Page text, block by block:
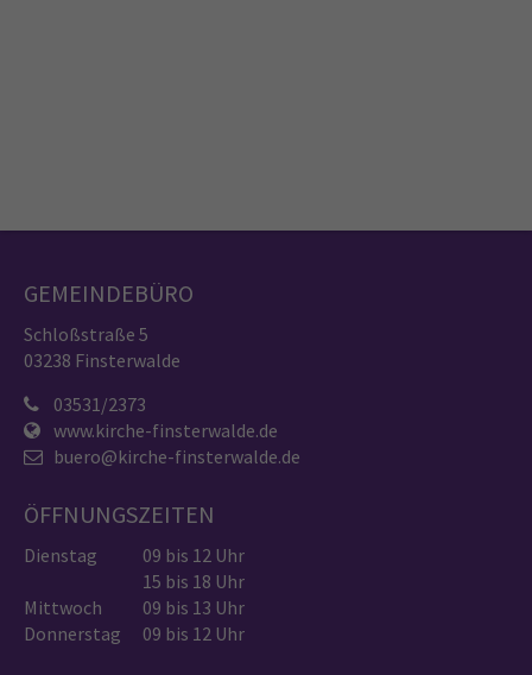
GEMEINDEBÜRO
Schloßstraße 5
03238 Finsterwalde
03531/2373
www.kirche-finsterwalde.de
buero@kirche-finsterwalde.de
ÖFFNUNGSZEITEN
Dienstag
09 bis 12 Uhr
15 bis 18 Uhr
Mittwoch
09 bis 13 Uhr
Donnerstag
09 bis 12 Uhr